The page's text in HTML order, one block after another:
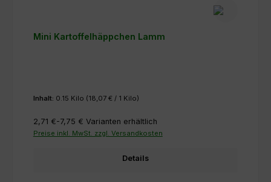
Mini Kartoffelhäppchen Lamm
Inhalt: 0.15 Kilo (18,07 € / 1 Kilo)
2,71 €-7,75 € Varianten erhältlich
Preise inkl. MwSt. zzgl. Versandkosten
Details